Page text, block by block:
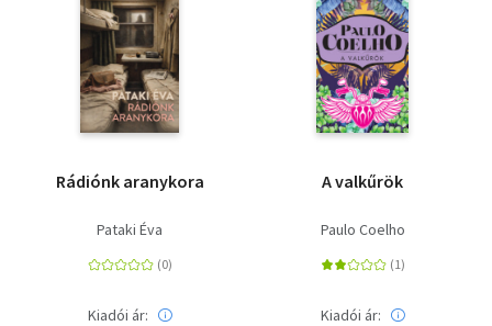
Rádiónk aranykora
Pataki Éva
Kiadói ár:
A valkűrök
Paulo Coelho
Kiadói ár: